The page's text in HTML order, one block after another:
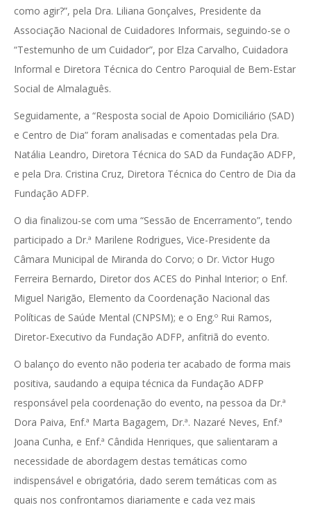
como agir?”, pela Dra. Liliana Gonçalves, Presidente da
Associação Nacional de Cuidadores Informais, seguindo-se o
“Testemunho de um Cuidador”, por Elza Carvalho, Cuidadora
Informal e Diretora Técnica do Centro Paroquial de Bem-Estar
Social de Almalaguês.
Seguidamente, a “Resposta social de Apoio Domiciliário (SAD)
e Centro de Dia” foram analisadas e comentadas pela Dra.
Natália Leandro, Diretora Técnica do SAD da Fundação ADFP,
e pela Dra. Cristina Cruz, Diretora Técnica do Centro de Dia da
Fundação ADFP.
O dia finalizou-se com uma “Sessão de Encerramento”, tendo
participado a Dr.ª Marilene Rodrigues, Vice-Presidente da
Câmara Municipal de Miranda do Corvo; o Dr. Victor Hugo
Ferreira Bernardo, Diretor dos ACES do Pinhal Interior; o Enf.
Miguel Narigão, Elemento da Coordenação Nacional das
Políticas de Saúde Mental (CNPSM); e o Eng.º Rui Ramos,
Diretor-Executivo da Fundação ADFP, anfitriã do evento.
O balanço do evento não poderia ter acabado de forma mais
positiva, saudando a equipa técnica da Fundação ADFP
responsável pela coordenação do evento, na pessoa da Dr.ª
Dora Paiva, Enf.ª Marta Bagagem, Dr.ª. Nazaré Neves, Enf.ª
Joana Cunha, e Enf.ª Cândida Henriques, que salientaram a
necessidade de abordagem destas temáticas como
indispensável e obrigatória, dado serem temáticas com as
quais nos confrontamos diariamente e cada vez mais